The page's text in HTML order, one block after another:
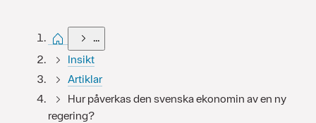
Start
...
Insikt
Artiklar
Hur påverkas den svenska ekonomin av en ny
regering?